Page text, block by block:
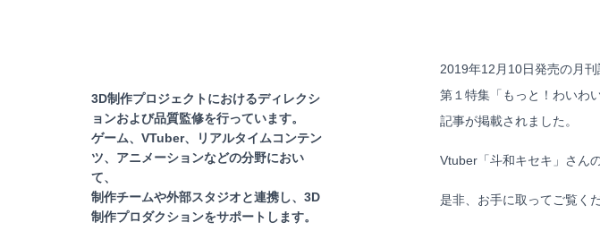
3D制作プロジェクトにおけるディレクシ
ョンおよび品質監修を行っています。
ゲーム、VTuber、リアルタイムコンテン
ツ、アニメーションなどの分野におい
て、
制作チームや外部スタジオと連携し、3D
制作プロダクションをサポートします。
2019年12月10日発売の月
第１特集「もっと！わいわ
記事が掲載されました。
Vtuber「斗和キセキ」さん
是非、お手に取ってご覧く